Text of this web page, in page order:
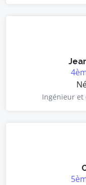
Ingénieur